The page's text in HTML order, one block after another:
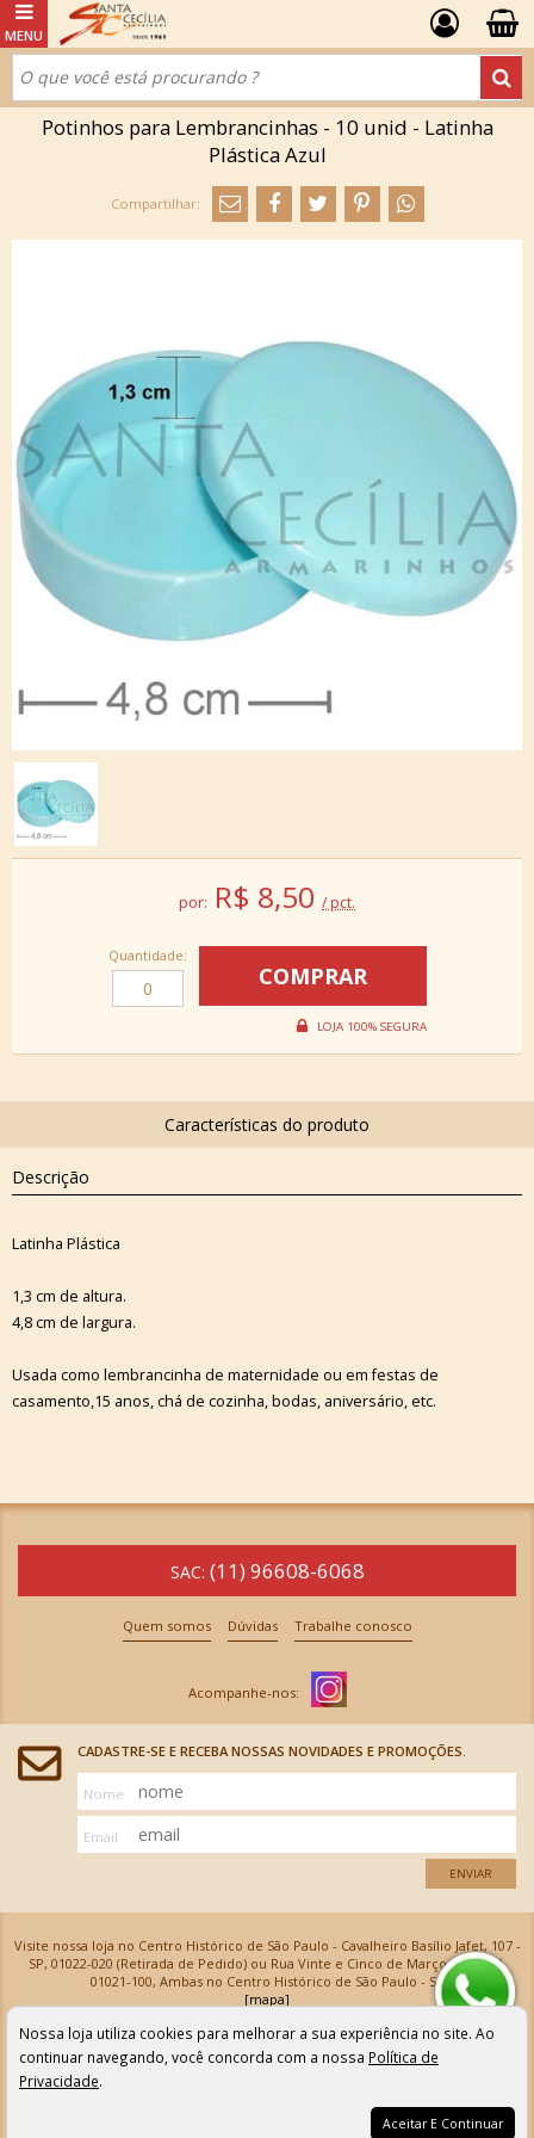
Potinhos para Lembrancinhas - 10 unid - Latinha
Plástica Azul
por: R$ 8,50 / pct.
Quantidade:
Descrição
Latinha Plástica
1,3 cm de altura.
4,8 cm de largura.
Usada como lembrancinha de maternidade ou em festas de
casamento,15 anos, chá de cozinha, bodas, aniversário, etc.
SAC: (11) 96608-6068
Quem somos Dúvidas Trabalhe conosco
CADASTRE-SE E RECEBA NOSSAS NOVIDADES E PROMOÇÕES.
Nome
Email
ENVIAR
Visite nossa loja no Centro Histórico de São Paulo - Cavalheiro Basílio Jafet, 107 -
SP, 01022-020 (Retirada de Pedido) ou Rua Vinte e Cinco de Março, 576 - SP,
01021-100, Ambas no Centro Histórico de São Paulo - SP
[mapa]
Armarinhos Santa Cecília Ltda | CNPJ: 61.069.639/0001-18
Os preços e as condições de pagamento apresentadas na loja virtual não valem para nossa loja física e
podem sofrer alterações sem aviso prévio. Vendas com cartão de crédito sujeitas a análise e
confirmação de dados.
Nossa loja utiliza cookies para melhorar a sua experiência no site. Ao
continuar navegando, você concorda com a nossa Política de
Privacidade.
Aceitar E Continuar